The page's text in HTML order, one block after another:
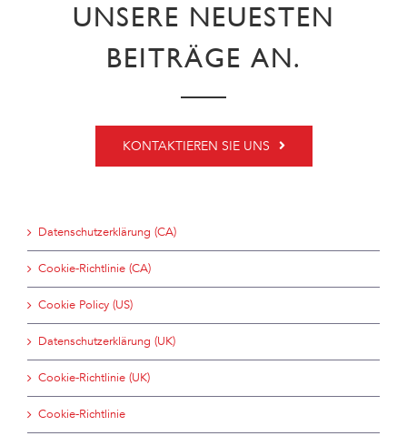
UNSERE NEUESTEN
BEITRÄGE AN.
KONTAKTIEREN SIE UNS
Datenschutzerklärung (CA)
Cookie-Richtlinie (CA)
Cookie Policy (US)
Datenschutzerklärung (UK)
Cookie-Richtlinie (UK)
Cookie-Richtlinie